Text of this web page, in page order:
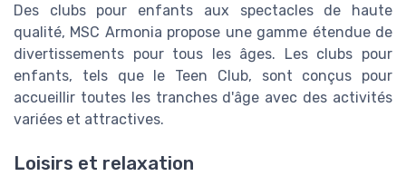
Des clubs pour enfants aux spectacles de haute
qualité, MSC Armonia propose une gamme étendue de
divertissements pour tous les âges. Les clubs pour
enfants, tels que le Teen Club, sont conçus pour
accueillir toutes les tranches d'âge avec des activités
variées et attractives.
Loisirs et relaxation